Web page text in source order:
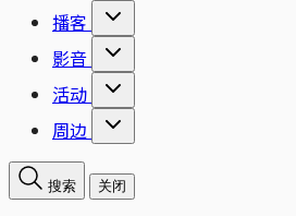
播客
影音
活动
周边
搜索 关闭